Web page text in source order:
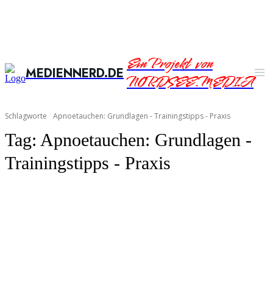
MEDIENNERD.DEEin Projekt von
NORDSEE.MEDIA
Schlagworte Apnoetauchen: Grundlagen - Trainingstipps - Praxis
Tag: Apnoetauchen: Grundlagen -
Trainingstipps - Praxis